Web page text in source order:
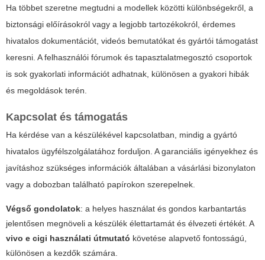
Ha többet szeretne megtudni a modellek közötti különbségekről, a
biztonsági előírásokról vagy a legjobb tartozékokról, érdemes
hivatalos dokumentációt, videós bemutatókat és gyártói támogatást
keresni. A felhasználói fórumok és tapasztalatmegosztó csoportok
is sok gyakorlati információt adhatnak, különösen a gyakori hibák
és megoldások terén.
Kapcsolat és támogatás
Ha kérdése van a készülékével kapcsolatban, mindig a gyártó
hivatalos ügyfélszolgálatához forduljon. A garanciális igényekhez és
javításhoz szükséges információk általában a vásárlási bizonylaton
vagy a dobozban található papírokon szerepelnek.
Végső gondolatok: a helyes használat és gondos karbantartás
jelentősen megnöveli a készülék élettartamát és élvezeti értékét. A
vivo e cigi használati útmutató követése alapvető fontosságú,
különösen a kezdők számára.